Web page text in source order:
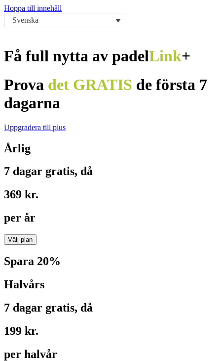
Hoppa till innehåll
Svenska
Få full nytta av padelLink+
Prova det GRATIS de första 7
dagarna
Uppgradera till plus
Årlig
7 dagar gratis, då
369 kr.
per år
Välj plan
Spara 20%
Halvårs
7 dagar gratis, då
199 kr.
per halvår